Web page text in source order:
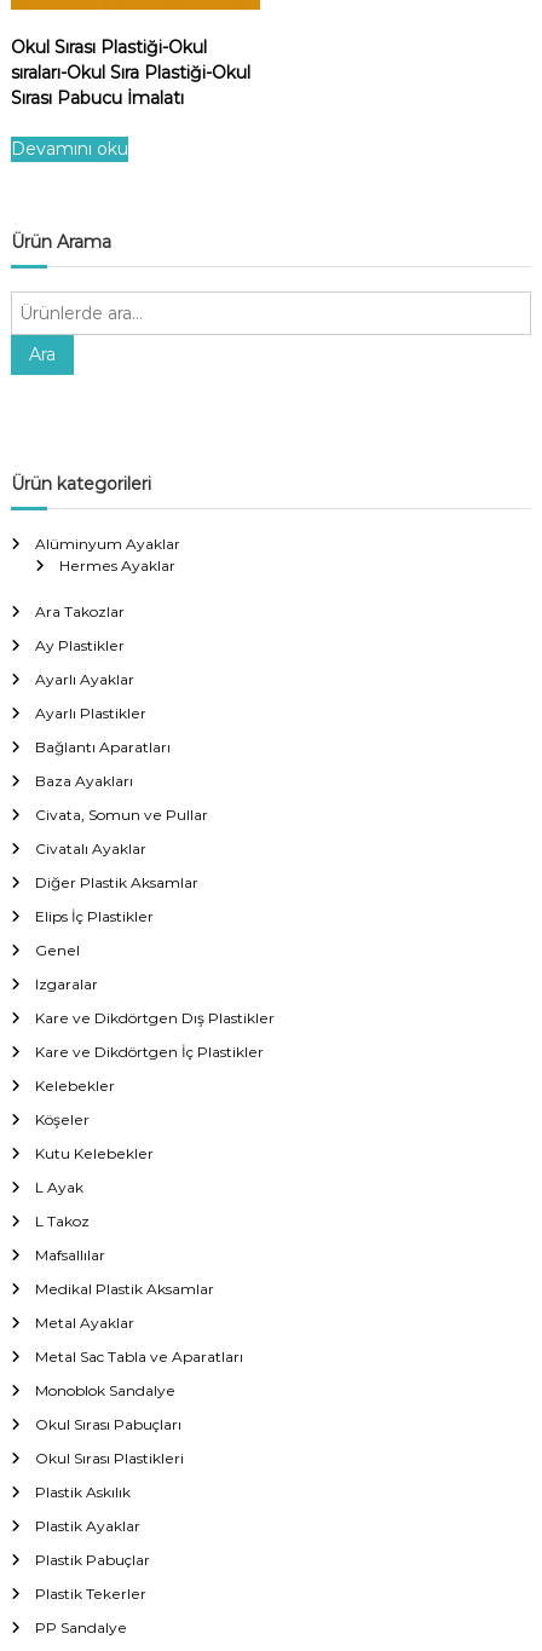
Okul Sırası Plastiği-Okul
sıraları-Okul Sıra Plastiği-Okul
Sırası Pabucu İmalatı
Devamını oku
Ürün Arama
:
Ara
Ürün kategorileri
Alüminyum Ayaklar
Hermes Ayaklar
Ara Takozlar
Ay Plastikler
Ayarlı Ayaklar
Ayarlı Plastikler
Bağlantı Aparatları
Baza Ayakları
Civata, Somun ve Pullar
Civatalı Ayaklar
Diğer Plastik Aksamlar
Elips İç Plastikler
Genel
Izgaralar
Kare ve Dikdörtgen Dış Plastikler
Kare ve Dikdörtgen İç Plastikler
Kelebekler
Köşeler
Kutu Kelebekler
L Ayak
L Takoz
Mafsallılar
Medikal Plastik Aksamlar
Metal Ayaklar
Metal Sac Tabla ve Aparatları
Monoblok Sandalye
Okul Sırası Pabuçları
Okul Sırası Plastikleri
Plastik Askılık
Plastik Ayaklar
Plastik Pabuçlar
Plastik Tekerler
PP Sandalye